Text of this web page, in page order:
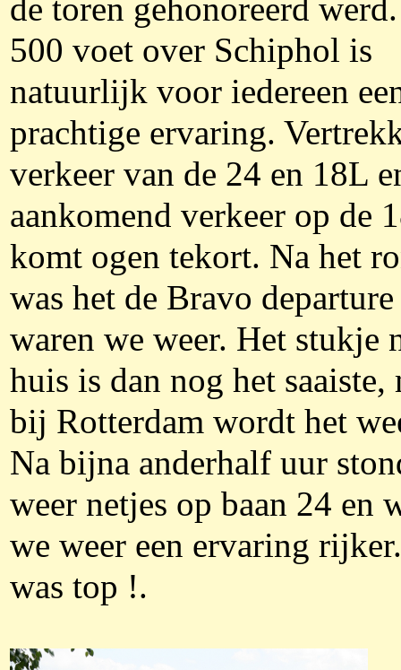
de toren gehonoreerd
500 voet over Schiphol is
natuurlijk voor iedereen
prachtige ervaring.
verkeer van de 24 en 18L
aankomend verkeer op de
komt ogen tekort. Na het
was het de Bravo
waren we weer. Het stukje
huis is dan nog het saaiste,
bij Rotterdam wordt het
Na bijna anderhalf uur
weer netjes op baan 24 en
we weer een ervaring
was top !.